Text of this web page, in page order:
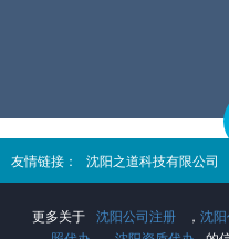
梳理核
友情链接： 沈阳之道科技有限公司
更多关于 沈阳公司注册 ， 沈